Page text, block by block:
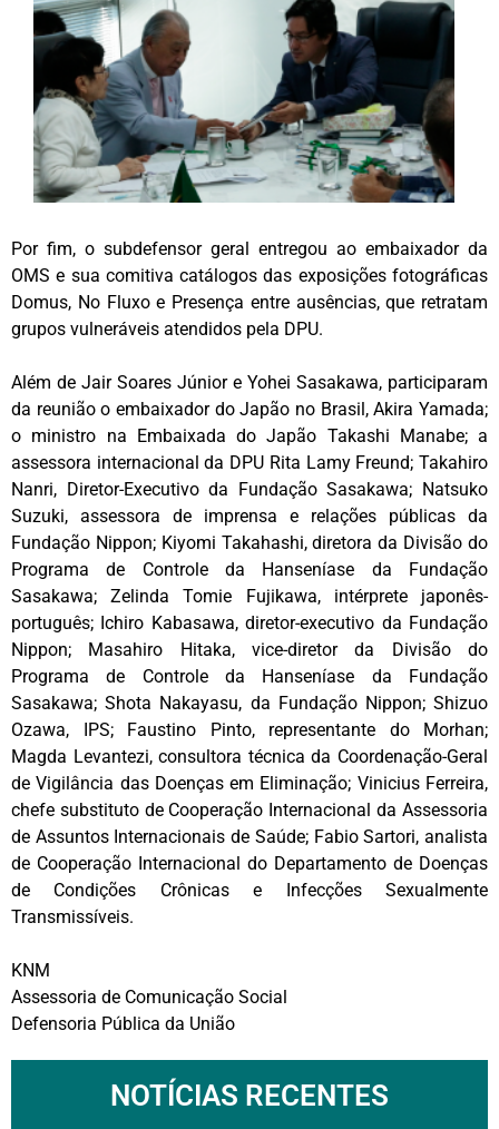
Por fim, o subdefensor geral entregou ao embaixador da
OMS e sua comitiva catálogos das exposições fotográficas
Domus, No Fluxo e Presença entre ausências, que retratam
grupos vulneráveis atendidos pela DPU.
Além de Jair Soares Júnior e Yohei Sasakawa, participaram
da reunião o embaixador do Japão no Brasil, Akira Yamada;
o ministro na Embaixada do Japão Takashi Manabe; a
assessora internacional da DPU Rita Lamy Freund; Takahiro
Nanri, Diretor-Executivo da Fundação Sasakawa; Natsuko
Suzuki, assessora de imprensa e relações públicas da
Fundação Nippon; Kiyomi Takahashi, diretora da Divisão do
Programa de Controle da Hanseníase da Fundação
Sasakawa; Zelinda Tomie Fujikawa, intérprete japonês-
português; Ichiro Kabasawa, diretor-executivo da Fundação
Nippon; Masahiro Hitaka, vice-diretor da Divisão do
Programa de Controle da Hanseníase da Fundação
Sasakawa; Shota Nakayasu, da Fundação Nippon; Shizuo
Ozawa, IPS; Faustino Pinto, representante do Morhan;
Magda Levantezi, consultora técnica da Coordenação-Geral
de Vigilância das Doenças em Eliminação; Vinicius Ferreira,
chefe substituto de Cooperação Internacional da Assessoria
de Assuntos Internacionais de Saúde; Fabio Sartori, analista
de Cooperação Internacional do Departamento de Doenças
de Condições Crônicas e Infecções Sexualmente
Transmissíveis.
KNM
Assessoria de Comunicação Social
Defensoria Pública da União
NOTÍCIAS RECENTES